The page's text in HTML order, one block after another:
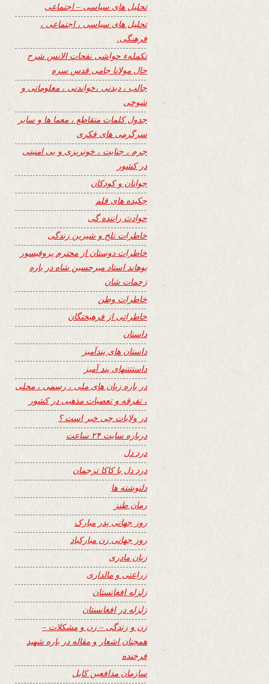
تحلیل های سیاسی – اجتماعی
تحلیل های سیاسی ، اجتماعی ،
فرهنگی.
تکملهء حواشی نفحات الانس شرح
حال مولانا جامی قدس سره
جالب ، دیدنی ،خواندنی ، معلوماتی و
شوخی
جدول کلمات متقاطع ، معما ها و سایر
سرگرمی های فکری
جرم ، جنایت ، خونریزی و بی امنیتی
در کشور
جوانان و کودکان
چکیده های قلم
حوادث راننده گی
خاطرات تلخ و شیرین زندگی
خاطرات دوستان از محترم پروفیسور
پوهاند استاد میرحسین شاه در باره
زحمات شان
خاطرات وطن
خاطراتی از فرهیختگان
داستان
داستان های پندآمیز
داستنتنهای پند آمیز
در باره زبان های ملی ، رسمی ، محلی
، تفرقه و تعصبات مذهبی در کشور
در ولایات چی خبر است ؟
درباره سایت ۲۴ ساعت
درد دل
درد دل با کاکا ترجمان
دلنوشته ها
رمان طنز
روز جهانی پدر مبارک
روز جهانی زن مبارکباد
زبان مادری
زراعتی و مالداری
زلزله افغانستان
زلزله در افغانستان
زن و زندگی – زن و مشکلات –
همچنان اشعار و مقاله در باره شهید
فرخنده
سازمان مدافعین کابل